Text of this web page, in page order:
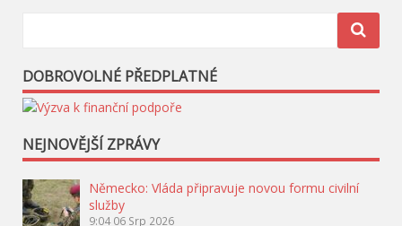
DOBROVOLNÉ PŘEDPLATNÉ
NEJNOVĚJŠÍ ZPRÁVY
Německo: Vláda připravuje novou formu civilní
služby
9:04 06 Srp 2026